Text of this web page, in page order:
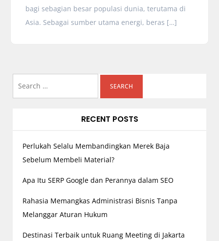
bagi sebagian besar populasi dunia, terutama di
Asia. Sebagai sumber utama energi, beras […]
RECENT POSTS
Perlukah Selalu Membandingkan Merek Baja
Sebelum Membeli Material?
Apa Itu SERP Google dan Perannya dalam SEO
Rahasia Memangkas Administrasi Bisnis Tanpa
Melanggar Aturan Hukum
Destinasi Terbaik untuk Ruang Meeting di Jakarta